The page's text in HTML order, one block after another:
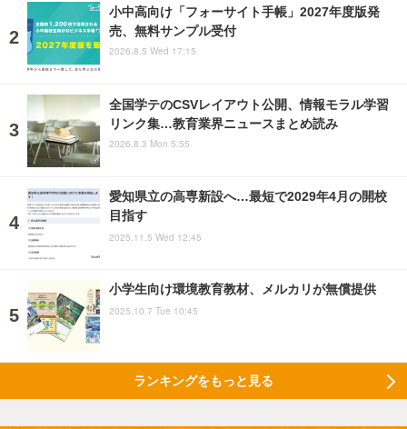
小中高向け「フォーサイト手帳」2027年度版発
売、無料サンプル受付
2026.8.5 Wed 17:15
全国学テのCSVレイアウト公開、情報モラル学習
リンク集…教育業界ニュースまとめ読み
2026.8.3 Mon 5:55
愛知県立の高専新設へ…最短で2029年4月の開校
目指す
2025.11.5 Wed 12:45
小学生向け環境教育教材、メルカリが無償提供
2025.10.7 Tue 10:45
ランキングをもっと見る